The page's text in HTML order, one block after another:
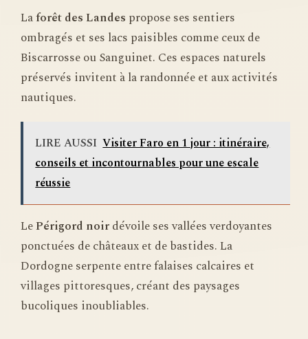
Laforêt des Landes propose ses sentiers
ombragés et ses lacs paisibles comme ceux de
Biscarrosse ou Sanguinet. Ces espaces naturels
préservés invitent à la randonnée et aux activités
nautiques.
LIRE AUSSI Visiter Faro en 1 jour : itinéraire,
conseils et incontournables pour une escale
réussie
LePérigord noirdévoile ses vallées verdoyantes
ponctuées de châteaux et de bastides. La
Dordogne serpente entre falaises calcaires et
villages pittoresques, créant des paysages
bucoliques inoubliables.